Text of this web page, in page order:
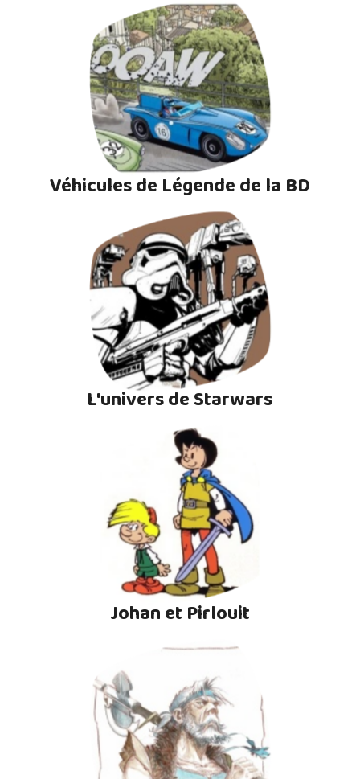
Véhicules de Légende de la BD
L'univers de Starwars
Johan et Pirlouit